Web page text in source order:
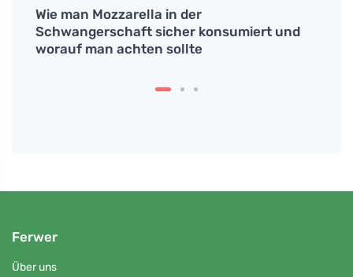
Wie man Mozzarella in der
Schwangerschaft sicher konsumiert und
worauf man achten sollte
Ferwer
Über uns